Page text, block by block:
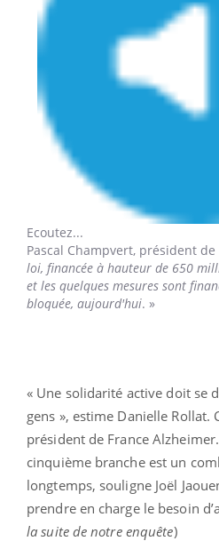
Ecoutez...
Pascal Champvert, président de
loi, financée à hauteur de 650
et les quelques mesures sont
bloquée, aujourd'hui. »
« Une solidarité active doit se
gens », estime Danielle Rollat.
président de France
cinquième branche est un
longtemps, souligne Joël
prendre en charge le besoin
la suite de notre enquête)